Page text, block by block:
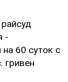
-
60 суток с
гривен